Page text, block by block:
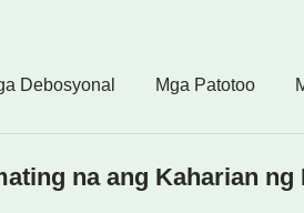
Debosyonal Mga Patotoo
na ang Kaharian ng